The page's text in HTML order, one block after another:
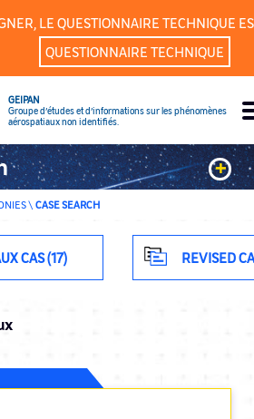
LE QUESTIONNAIRE TECHNIQUE
QUESTIONNAIRE TECHNIQUE
GEIPAN
Groupe d’études et d’informations sur les phénomènes
aérospatiaux non identifiés.
+
CAS (17) REVISED
\ CASE SEARCH